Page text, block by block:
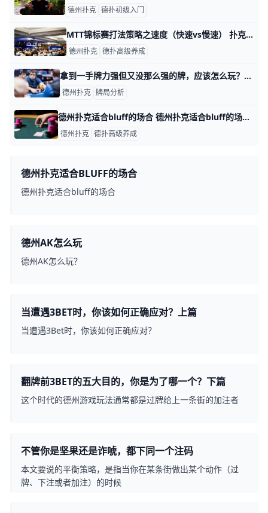
德州扑克 德扑初级入门
MTT锦标赛打法策略之速度（快速vs慢速） 扑克最吸引人的地方之一就是玩这个游戏的方法千奇百怪绝不重样。除了有许多不同的扑克种类之外，玩家还可以选择任何想打的级别，从买打火机的钱到百万
德州扑克 德扑高级养成
拿到一手牌力强但又没那么强的牌，应该怎么玩？ 拿到一手牌力强但又没那么强的牌，应该怎么玩？ 最近我玩了一手非常有趣的牌，打的是一场买入$10,000的赛事。这一手牌很好地展示了，如何在没有
德州扑克 牌局分析
德州扑克适合bluff的场合 德州扑克适合bluff的场合 场合一、在对手Donk的时候BluffRaise 按照肥仔的经验，玩家们很少用强牌去Donk，因为他们担心这种打法
德州扑克 德扑高级养成
德州扑克适合BLUFF的场合
德州扑克适合bluff的场合
德州AK怎么玩
德州AK怎么玩？
当遭遇3BET时，你该如何正确应对？上篇
当遭遇3Bet时，你该如何正确应对？
翻牌前3BET的五大目的，你是为了哪一个？下篇
这个时代的德州游戏玩法通常都是过牌给上一条街的加注者
不管你是坚果还是诈唬，都下同一个注码
本文要说的平衡策略，是指当你在某条街做出某个动作（过
牌、下注或者加注）的时候